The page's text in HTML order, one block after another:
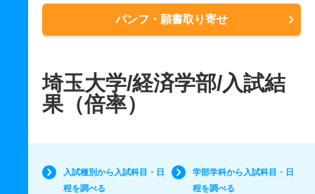
パンフ・願書取り寄せ
埼玉大学/経済学部/入試結
果（倍率）
入試種別から入試科目・日
程を調べる
学部学科から入試科目・日
程を調べる